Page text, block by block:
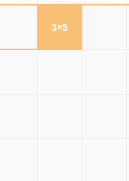
3×5